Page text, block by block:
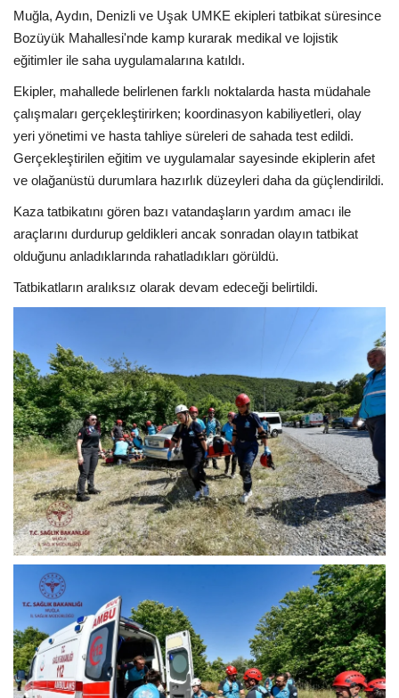
Muğla, Aydın, Denizli ve Uşak UMKE ekipleri tatbikat süresince
Bozüyük Mahallesi'nde kamp kurarak medikal ve lojistik
eğitimler ile saha uygulamalarına katıldı.
Ekipler, mahallede belirlenen farklı noktalarda hasta müdahale
çalışmaları gerçekleştirirken; koordinasyon kabiliyetleri, olay
yeri yönetimi ve hasta tahliye süreleri de sahada test edildi.
Gerçekleştirilen eğitim ve uygulamalar sayesinde ekiplerin afet
ve olağanüstü durumlara hazırlık düzeyleri daha da güçlendirildi.
Kaza tatbikatını gören bazı vatandaşların yardım amacı ile
araçlarını durdurup geldikleri ancak sonradan olayın tatbikat
olduğunu anladıklarında rahatladıkları görüldü.
Tatbikatların aralıksız olarak devam edeceği belirtildi.